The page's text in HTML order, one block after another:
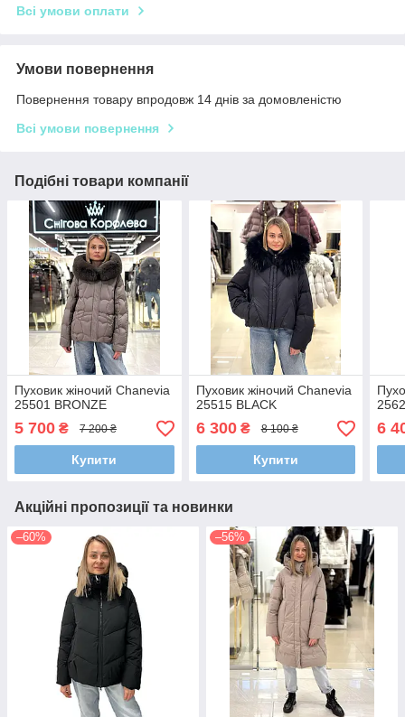
Всі умови оплати
Умови повернення
Повернення товару впродовж 14 днів за домовленістю
Всі умови повернення
Подібні товари компанії
Пуховик жіночий Chanevia
25501 BRONZE
5 700 ₴ 7 200 ₴
Купити
Пуховик жіночий Chanevia
25515 BLACK
6 300₴ 8 100 ₴
Купити
6
Акційні пропозиції та новинки
–60% –56%